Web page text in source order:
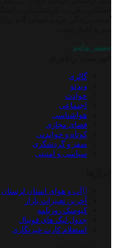
بیشتر بدانید
گالری
ویدئو
حوادث
اجتماعی
هواشناسی
فضای مجازی
کوتاه و خواندنی
سفر و گردشگری
سیاسی و امنیتی
آب و هوای استان لرستان
آخرین تغییرات بازار
کیوسک روزنامه
جدول لیگ های فوتبال
استعلام کارت خبرنگاری